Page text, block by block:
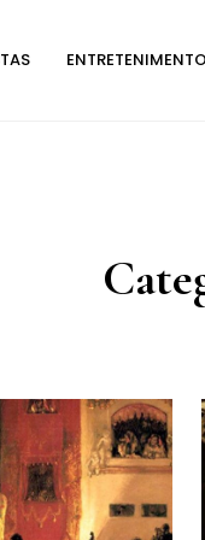
ENTRETENIMENTO